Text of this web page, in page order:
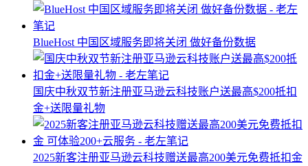
BlueHost 中国区域服务即将关闭 做好备份数据
国庆中秋双节新注册亚马逊云科技账户送最高$200抵扣
金+送限量礼物
2025新客注册亚马逊云科技赠送最高200美元免费抵扣金